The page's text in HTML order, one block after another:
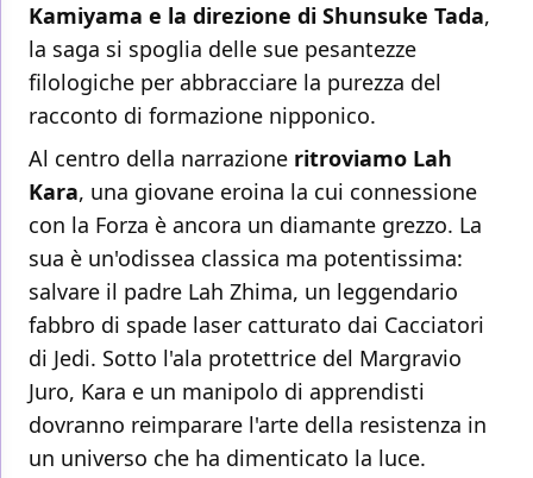
Kamiyama e la direzione di Shunsuke Tada,
la saga si spoglia delle sue pesantezze
filologiche per abbracciare la purezza del
racconto di formazione nipponico.
Al centro della narrazione ritroviamo Lah
Kara, una giovane eroina la cui connessione
con la Forza è ancora un diamante grezzo. La
sua è un'odissea classica ma potentissima:
salvare il padre Lah Zhima, un leggendario
fabbro di spade laser catturato dai Cacciatori
di Jedi. Sotto l'ala protettrice del Margravio
Juro, Kara e un manipolo di apprendisti
dovranno reimparare l'arte della resistenza in
un universo che ha dimenticato la luce.